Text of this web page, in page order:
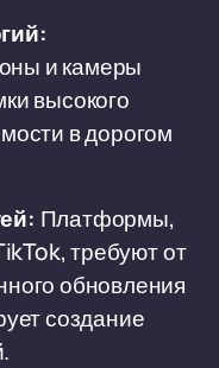
и камеры
высокого
в дорогом
Платформы,
требуют от
обновления
создание